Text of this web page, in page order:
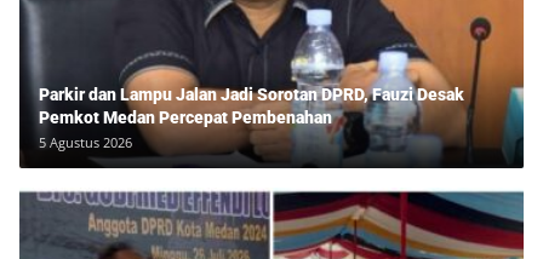
Parkir dan Lampu Jalan Jadi Sorotan DPRD, Fauzi Desak
Pemkot Medan Percepat Pembenahan
5 Agustus 2026